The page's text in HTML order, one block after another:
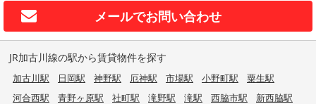
メールでお問い合わせ
JR加古川線の駅から賃貸物件を探す
加古川駅 日岡駅 神野駅 厄神駅 市場駅 小野町駅
粟生駅
河合西駅
青野ヶ原駅 社町駅 滝野駅 滝駅 西脇市駅
新西脇駅